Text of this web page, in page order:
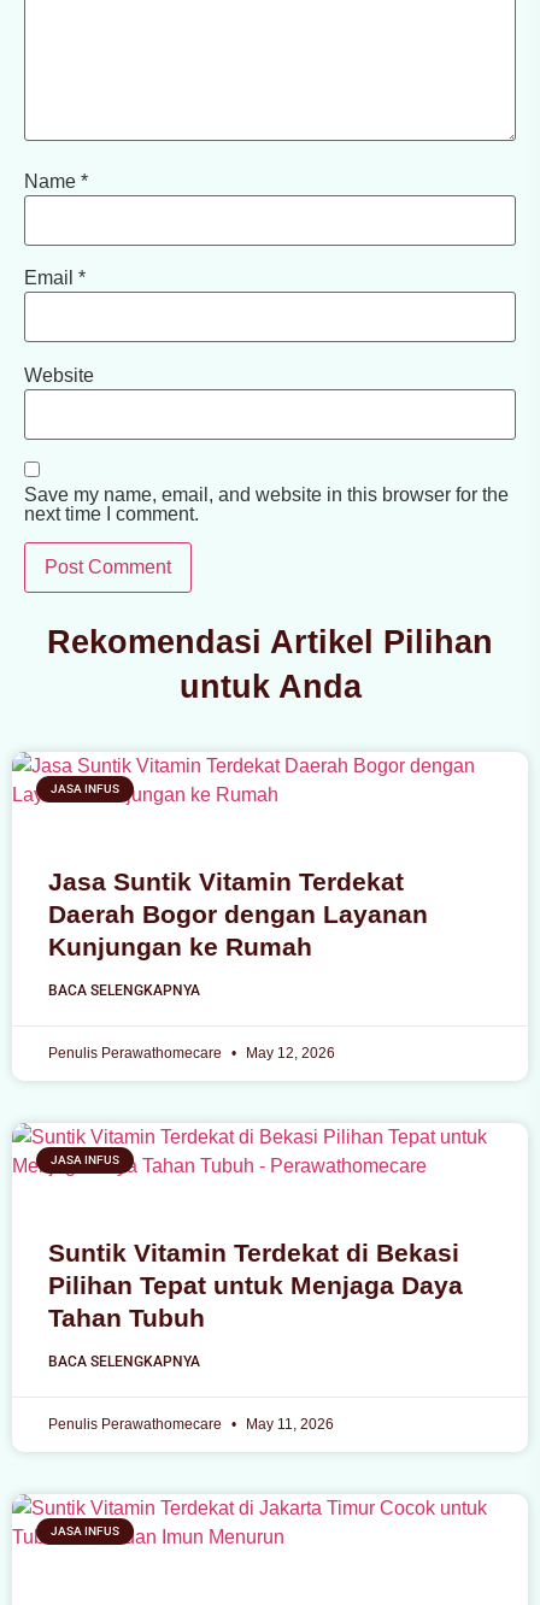
Name *
Email *
Website
Save my name, email, and website in this browser for the
next time I comment.
Rekomendasi Artikel Pilihan
untuk Anda
JASA INFUS
Jasa Suntik Vitamin Terdekat
Daerah Bogor dengan Layanan
Kunjungan ke Rumah
BACA SELENGKAPNYA
Penulis Perawathomecare May 12, 2026
JASA INFUS
Suntik Vitamin Terdekat di Bekasi
Pilihan Tepat untuk Menjaga Daya
Tahan Tubuh
BACA SELENGKAPNYA
Penulis Perawathomecare May 11, 2026
JASA INFUS